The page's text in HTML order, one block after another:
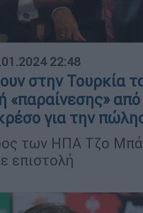
22:48
στην Τουρκία
«παραίνεσης»
για την
των ΗΠΑ Τζο
επιστολή